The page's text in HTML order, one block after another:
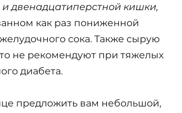
и двенадцатиперстной кишки,
как раз пониженной
сока. Также сырую
не рекомендуют при тяжелых
диабета.
предложить вам небольшой,